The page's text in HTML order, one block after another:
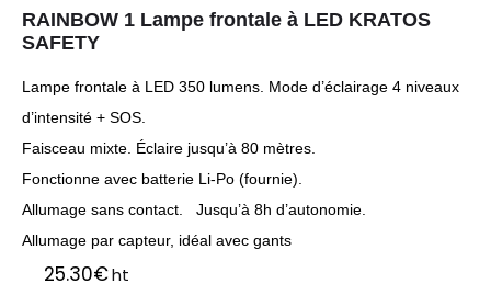
RAINBOW 1 Lampe frontale à LED KRATOS
SAFETY
Lampe frontale à LED 350 lumens. Mode d’éclairage 4 niveaux
d’intensité + SOS.
Faisceau mixte. Éclaire jusqu’à 80 mètres.
Fonctionne avec batterie Li-Po (fournie).
Allumage sans contact. Jusqu’à 8h d’autonomie.
Allumage par capteur, idéal avec gants
25.30€ht